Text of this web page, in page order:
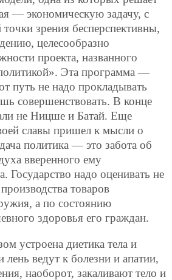
— экономическую задачу, с
зрения бесперспективны,
целесообразно
проекта, названного
Эта программа —
путь не надо прокладывать
совершенствовать. В конце
не Ницше и Батай. Еще
славы пришел к мысли о
политика — это забота об
вверенного ему
Государство надо оценивать не
товаров
а по состоянию
здоровья его граждан.
устроена диетика тела и
ведут к болезни и апатии,
наоборот, закаливают тело и